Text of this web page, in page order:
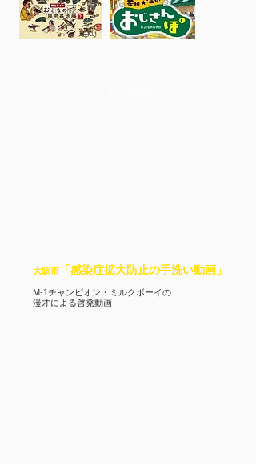
大阪市 「感染症拡大防止の手洗い動画」
M-1チャンピオン・ミルクボーイの
漫才による啓発動画